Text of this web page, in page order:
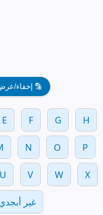
🔡 إخفاء/
E F G H
N O P
U V W X
غير